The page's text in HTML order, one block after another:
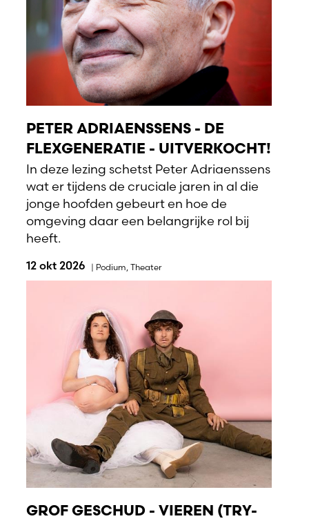
PETER ADRIAENSSENS - DE
FLEXGENERATIE - UITVERKOCHT!
In deze lezing schetst Peter Adriaenssens
wat er tijdens de cruciale jaren in al die
jonge hoofden gebeurt en hoe de
omgeving daar een belangrijke rol bij
heeft.
12 okt 2026 | Podium Theater
GROF GESCHUD - VIEREN (TRY-